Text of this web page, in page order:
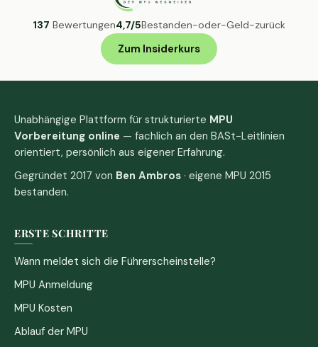
137 Bewertungen4,7/5Bestanden-oder-Geld-zurück
Zum Insiderkurs
Unabhängige Plattform für strukturierte MPU
Vorbereitung online — fachlich an den BASt-Leitlinien
orientiert, persönlich aus eigener Erfahrung.
Gegründet 2017 von Ben Ambros · eigene MPU 2015
bestanden.
ERSTE SCHRITTE
Wann meldet sich die Führerscheinstelle?
MPU Anmeldung
MPU Kosten
Ablauf der MPU